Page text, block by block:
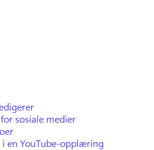
sosiale medier
en YouTube-opplæring